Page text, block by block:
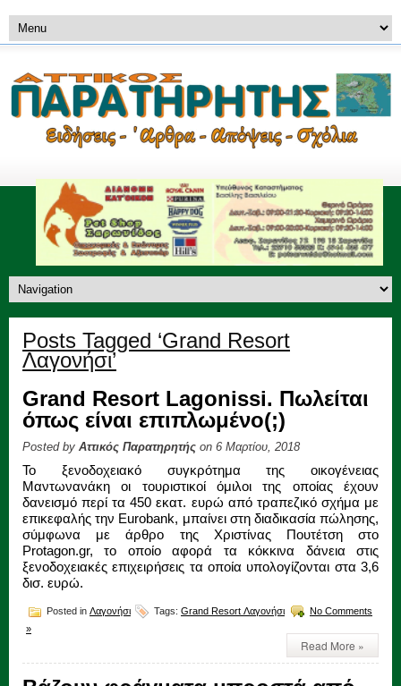
Posts Tagged ‘Grand Resort
Λαγονήσι’
Grand Resort Lagonissi. Πωλείται
όπως είναι επιπλωμένο(;)
Posted by Αττικός Παρατηρητής on 6 Μαρτίου, 2018
Το ξενοδοχειακό συγκρότημα της οικογένειας
Μαντωνανάκη οι τουριστικοί όμιλοι της οποίας έχουν
δανεισμό περί τα 450 εκατ. ευρώ από τραπεζικό σχήμα με
επικεφαλής την Eurobank, μπαίνει στη διαδικασία πώλησης,
σύμφωνα με άρθρο της Χριστίνας Πουτέτση στο
Protagon.gr, το οποίο αφορά τα κόκκινα δάνεια στις
ξενοδοχειακές επιχειρήσεις τα οποία υπολογίζονται στα 3,6
δισ. ευρώ.
Posted in Λαγονήσι Tags: Grand Resort Λαγονήσι
No Comments
»
Read More »